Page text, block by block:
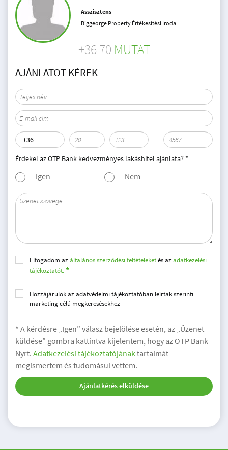
Asszisztens
Biggeorge Property Értékesítési Iroda
+36 70 MUTAT
AJÁNLATOT KÉREK
Érdekel az OTP Bank kedvezményes lakáshitel ajánlata? *
Igen Nem
Elfogadom azáltalános szerződési feltételeketés azadatkezelési
tájékoztatót.
Hozzájárulok az adatvédelmi tájékoztatóban leírtak szerinti
marketing célú megkeresésekhez
* A kérdésre „Igen” válasz bejelölése esetén, az „Üzenet
küldése” gombra kattintva kijelentem, hogy az OTP Bank
Nyrt. Adatkezelési tájékoztatójánaktartalmát
megismertem és tudomásul vettem.
Ajánlatkérés elküldése